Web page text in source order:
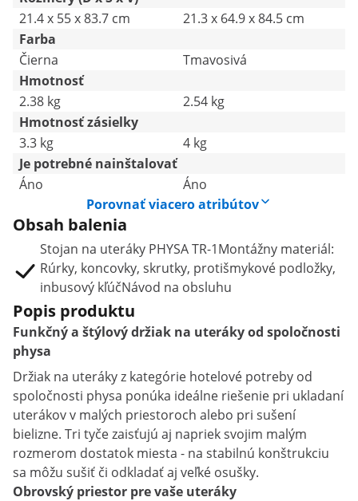
21.4 x 55 x 83.7 cm
21.3 x 64.9 x 84.5 cm
Farba
Čierna
Tmavosivá
Hmotnosť
2.38 kg
2.54 kg
Hmotnosť zásielky
3.3 kg
4 kg
Je potrebné nainštalovať
Áno
Áno
Porovnať viacero atribútov
Obsah balenia
Stojan na uteráky PHYSA TR-1Montážny materiál:
Rúrky, koncovky, skrutky, protišmykové podložky,
inbusový kľúčNávod na obsluhu
Popis produktu
Funkčný a štýlový držiak na uteráky od spoločnosti
physa
Držiak na uteráky z kategórie hotelové potreby od
spoločnosti physa ponúka ideálne riešenie pri ukladaní
uterákov v malých priestoroch alebo pri sušení
bielizne. Tri tyče zaisťujú aj napriek svojim malým
rozmerom dostatok miesta - na stabilnú konštrukciu
sa môžu sušiť či odkladať aj veľké osušky.
Obrovský priestor pre vaše uteráky